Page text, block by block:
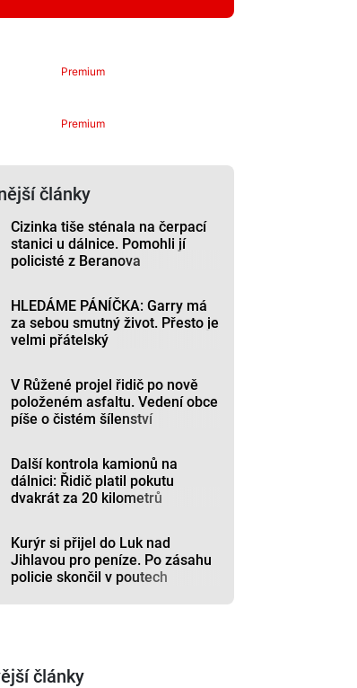
Premium
Premium
články
Cizinka tiše sténala na čerpací
stanici u dálnice. Pomohli jí
policisté z Beranova
HLEDÁME PÁNÍČKA: Garry má
za sebou smutný život. Přesto je
velmi přátelský
V Růžené projel řidič po nově
položeném asfaltu. Vedení obce
píše o čistém šílenství
Další kontrola kamionů na
dálnici: Řidič platil pokutu
dvakrát za 20 kilometrů
Kurýr si přijel do Luk nad
Jihlavou pro peníze. Po zásahu
policie skončil v poutech
články